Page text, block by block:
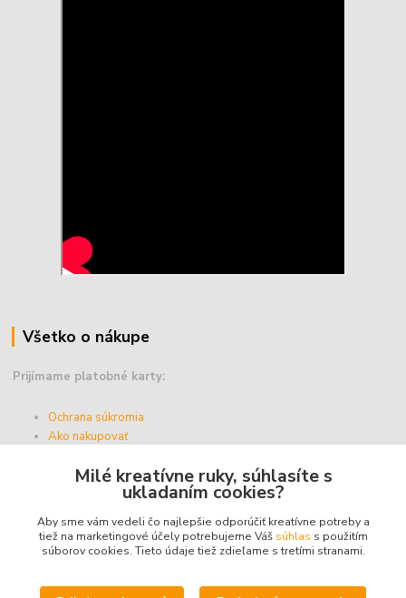
Všetko o nákupe
Prijímame platobné karty:
Ochrana súkromia
Ako nakupovať
Doprava a platba
Obchodné podmienky
Upravit sběr cookies.
Milé kreatívne ruky, súhlasíte s
ukladaním cookies?
Aby sme vám vedeli čo najlepšie odporúčiť kreatívne potreby a
tiež na marketingové účely potrebujeme Váš súhlas s použitím
súborov cookies. Tieto údaje tiež zdieľame s tretími stranami.